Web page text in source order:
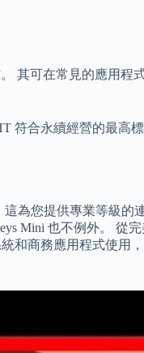
其可在常見的應用
符合永續經營的最高
為您提供專業等級
Mini 也不例外。 從
和商務應用程式使用